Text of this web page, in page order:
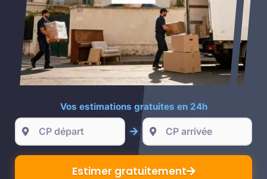
Vos estimations gratuites en 24h
Estimer gratuitement